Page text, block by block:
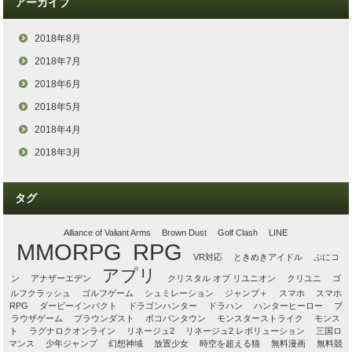
アーカイブ
2018年8月
2018年7月
2018年6月
2018年5月
2018年4月
2018年3月
タグ
Alliance of Valiant Arms Brown Dust Golf Clash LINE
MMORPG RPG VR対応 ときめきアイドル ぷにコ
ン アナザーエデン アプリ クリスタル オブ リユニオン クリユニ
ゴ
ルフクラッシュ
ゴルフゲーム シュミレーション ジャンプ＋ スマホ
スマホ
RPG
ダービーインパクト ドラゴンハンター ドラハン ハンターヒーロー
ブ
ラウザゲーム
ブラウンダスト ポコパンタウン モンスターストライク
モンス
ト
ラグナロクオンライン リネージュ2 リネージュ2 レボリューション
三国ロ
マンス
少年ジャンプ 幻想神域 放置少女 時空を超える猫 無料漫画
無料競